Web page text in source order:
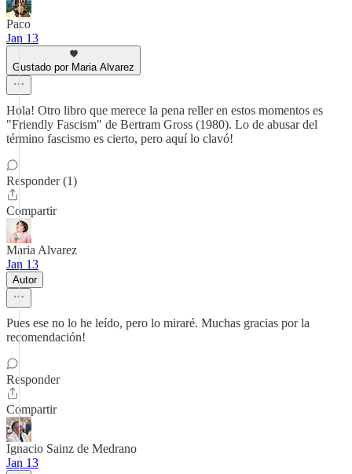
Paco
Jan 13
Gustado por Maria Alvarez
Hola! Otro libro que merece la pena reller en estos momentos es
"Friendly Fascism" de Bertram Gross (1980). Lo de abusar del
término fascismo es cierto, pero aquí lo clavó!
Responder (1)
Compartir
Maria Alvarez
Jan 13
Autor
Pues ese no lo he leído, pero lo miraré. Muchas gracias por la
recomendación!
Responder
Compartir
Ignacio Sainz de Medrano
Jan 13